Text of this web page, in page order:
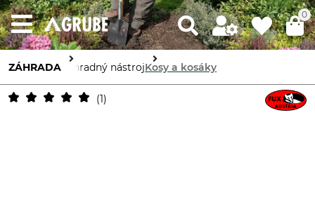
0
ZÁHRADA Záhradný nástrojKosy a kosáky
1